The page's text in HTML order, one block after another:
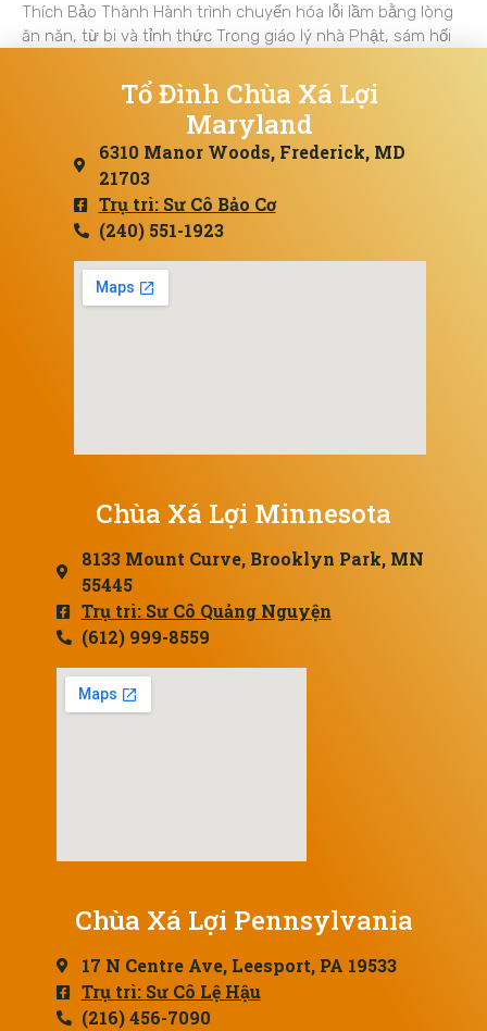
Thích Bảo Thành Hành trình chuyển hóa lỗi lầm bằng lòng
ăn năn, từ bi và tỉnh thức Trong giáo lý nhà Phật, sám hối
Tổ Đình Chùa Xá Lợi
Maryland
6310 Manor Woods, Frederick, MD
21703
Trụ trì: Sư Cô Bảo Cơ
(240) 551-1923
Chùa Xá Lợi Minnesota
8133 Mount Curve, Brooklyn Park, MN
55445
Trụ trì: Sư Cô Quảng Nguyện
(612) 999-8559
Chùa Xá Lợi Pennsylvania
17 N Centre Ave, Leesport, PA 19533
Trụ trì: Sư Cô Lệ Hậu
(216) 456-7090